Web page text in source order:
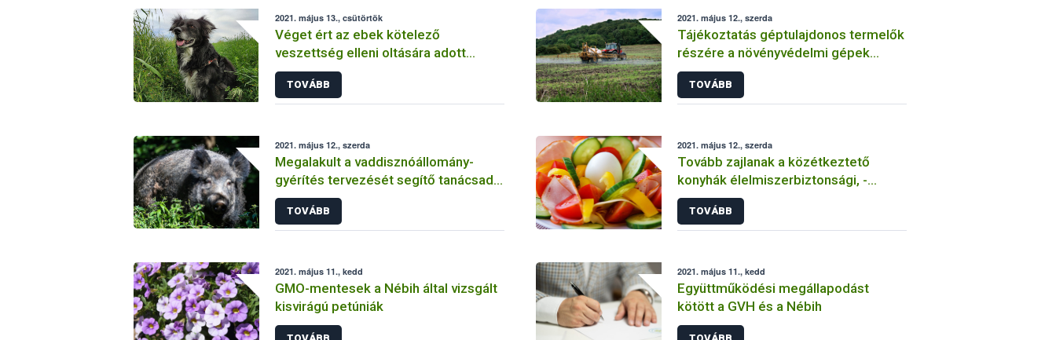
2021. május 13., csütörtök
Véget ért az ebek kötelező
veszettség elleni oltására adott
türelmi idő
TOVÁBB
2021. május 12., szerda
Tájékoztatás géptulajdonos termelők
részére a növényvédelmi gépek
műszaki felülvizsgálatának
kötelezőségéről
TOVÁBB
2021. május 12., szerda
Megalakult a vaddisznóállomány-
gyérítés tervezését segítő tanácsadói
hálózat
TOVÁBB
2021. május 12., szerda
Tovább zajlanak a közétkeztető
konyhák élelmiszerbiztonsági, -
higiéniai és -minőségi minősítései
TOVÁBB
2021. május 11., kedd
GMO-mentesek a Nébih által vizsgált
kisvirágú petúniák
2021. május 11., kedd
Együttműködési megállapodást
kötött a GVH és a Nébih